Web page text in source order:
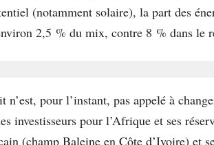
(notamment solaire), la part des
2,5 % du mix, contre 8 % dans le
pour l’instant, pas appelé à
investisseurs pour l’Afrique et ses
(champ Baleine en Côte d’Ivoire) et